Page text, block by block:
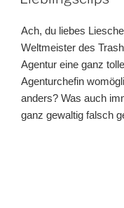
Ach, du liebes
Weltmeister des
Agentur eine ganz
Agenturchefin
anders? Was auch
ganz gewaltig falsch